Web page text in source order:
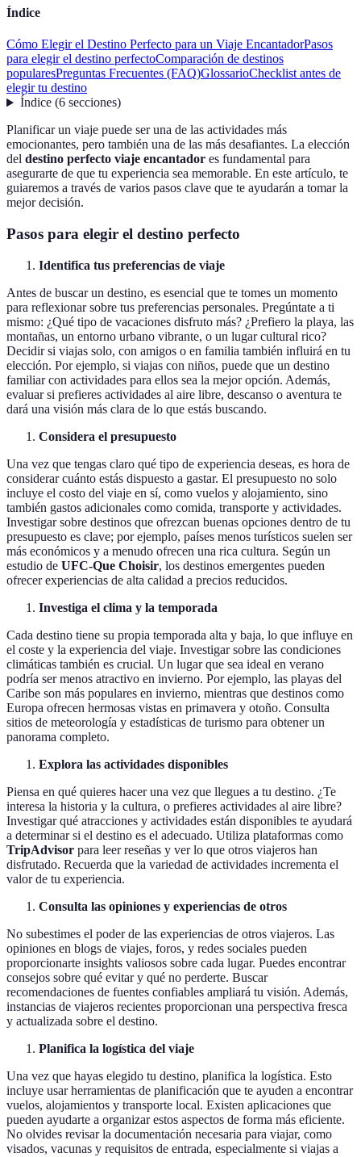
Índice
Cómo Elegir el Destino Perfecto para un Viaje EncantadorPasos
para elegir el destino perfectoComparación de destinos
popularesPreguntas Frecuentes (FAQ)GlossarioChecklist antes de
elegir tu destino
Índice(6 secciones)
Planificar un viaje puede ser una de las actividades más
emocionantes, pero también una de las más desafiantes. La elección
del destino perfecto viaje encantador es fundamental para
asegurarte de que tu experiencia sea memorable. En este artículo, te
guiaremos a través de varios pasos clave que te ayudarán a tomar la
mejor decisión.
Pasos para elegir el destino perfecto
Identifica tus preferencias de viaje
Antes de buscar un destino, es esencial que te tomes un momento
para reflexionar sobre tus preferencias personales. Pregúntate a ti
mismo: ¿Qué tipo de vacaciones disfruto más? ¿Prefiero la playa, las
montañas, un entorno urbano vibrante, o un lugar cultural rico?
Decidir si viajas solo, con amigos o en familia también influirá en tu
elección. Por ejemplo, si viajas con niños, puede que un destino
familiar con actividades para ellos sea la mejor opción. Además,
evaluar si prefieres actividades al aire libre, descanso o aventura te
dará una visión más clara de lo que estás buscando.
Considera el presupuesto
Una vez que tengas claro qué tipo de experiencia deseas, es hora de
considerar cuánto estás dispuesto a gastar. El presupuesto no solo
incluye el costo del viaje en sí, como vuelos y alojamiento, sino
también gastos adicionales como comida, transporte y actividades.
Investigar sobre destinos que ofrezcan buenas opciones dentro de tu
presupuesto es clave; por ejemplo, países menos turísticos suelen ser
más económicos y a menudo ofrecen una rica cultura. Según un
estudio de UFC-Que Choisir, los destinos emergentes pueden
ofrecer experiencias de alta calidad a precios reducidos.
Investiga el clima y la temporada
Cada destino tiene su propia temporada alta y baja, lo que influye en
el coste y la experiencia del viaje. Investigar sobre las condiciones
climáticas también es crucial. Un lugar que sea ideal en verano
podría ser menos atractivo en invierno. Por ejemplo, las playas del
Caribe son más populares en invierno, mientras que destinos como
Europa ofrecen hermosas vistas en primavera y otoño. Consulta
sitios de meteorología y estadísticas de turismo para obtener un
panorama completo.
Explora las actividades disponibles
Piensa en qué quieres hacer una vez que llegues a tu destino. ¿Te
interesa la historia y la cultura, o prefieres actividades al aire libre?
Investigar qué atracciones y actividades están disponibles te ayudará
a determinar si el destino es el adecuado. Utiliza plataformas como
TripAdvisor para leer reseñas y ver lo que otros viajeros han
disfrutado. Recuerda que la variedad de actividades incrementa el
valor de tu experiencia.
Consulta las opiniones y experiencias de otros
No subestimes el poder de las experiencias de otros viajeros. Las
opiniones en blogs de viajes, foros, y redes sociales pueden
proporcionarte insights valiosos sobre cada lugar. Puedes encontrar
consejos sobre qué evitar y qué no perderte. Buscar
recomendaciones de fuentes confiables ampliará tu visión. Además,
instancias de viajeros recientes proporcionan una perspectiva fresca
y actualizada sobre el destino.
Planifica la logística del viaje
Una vez que hayas elegido tu destino, planifica la logística. Esto
incluye usar herramientas de planificación que te ayuden a encontrar
vuelos, alojamientos y transporte local. Existen aplicaciones que
pueden ayudarte a organizar estos aspectos de forma más eficiente.
No olvides revisar la documentación necesaria para viajar, como
visados, vacunas y requisitos de entrada, especialmente si viajas a